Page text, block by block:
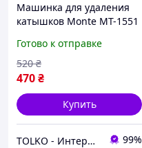
Машинка для удаления
катышков Monte MT-1551
Готово к отправке
470₴
520 ₴
Купить
TOLKO - Интернет-Магазин 99%